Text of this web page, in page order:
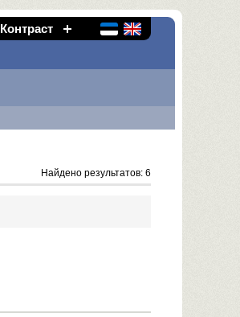
Контраст
Найдено результатов: 6